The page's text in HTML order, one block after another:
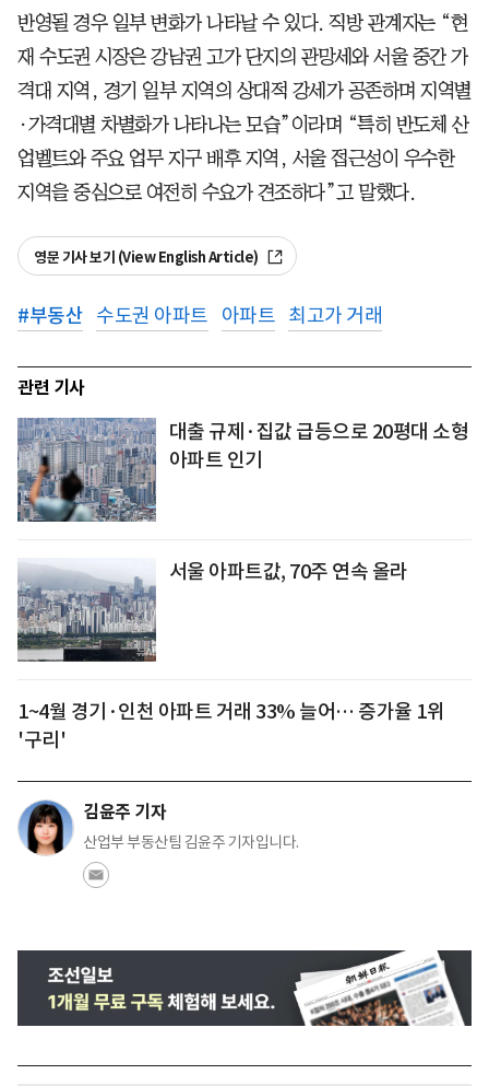
반영될 경우 일부 변화가 나타날 수 있다. 직방 관계자는 “현
재 수도권 시장은 강남권 고가 단지의 관망세와 서울 중간 가
격대 지역, 경기 일부 지역의 상대적 강세가 공존하며 지역별
·가격대별 차별화가 나타나는 모습”이라며 “특히 반도체 산
업벨트와 주요 업무 지구 배후 지역, 서울 접근성이 우수한
지역을 중심으로 여전히 수요가 견조하다”고 말했다.
영문 기사 보기 (View English Article)
#부동산 수도권 아파트 아파트 최고가 거래
관련 기사
대출 규제·집값 급등으로 20평대 소형
아파트 인기
서울 아파트값, 70주 연속 올라
1~4월 경기·인천 아파트 거래 33% 늘어… 증가율 1위
'구리'
김윤주 기자
산업부 부동산팀 김윤주 기자입니다.